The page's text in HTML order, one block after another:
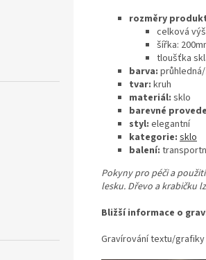
rozměry
celková
šířka:
tloušťka
barva:
tvar: kruh
materiál: sklo
barevné
styl: elegantní
kategorie: sklo
balení:
Pokyny pro péči a
lesku. Dřevo a krabičku
Bližší informace o
Gravírování textu/